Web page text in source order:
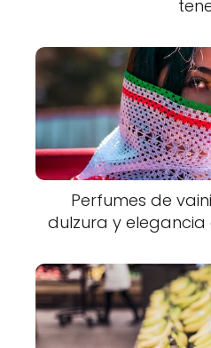
Perfumes de
dulzura y